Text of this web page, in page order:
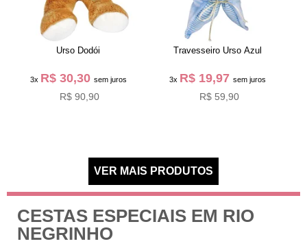
Urso Dodói
3x R$ 30,30 sem juros
R$ 90,90
Travesseiro Urso Azul
3x R$ 19,97sem juros
R$ 59,90
CESTAS ESPECIAIS EM RIO
NEGRINHO